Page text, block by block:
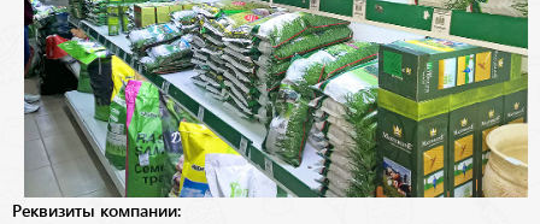
Реквизиты компании: